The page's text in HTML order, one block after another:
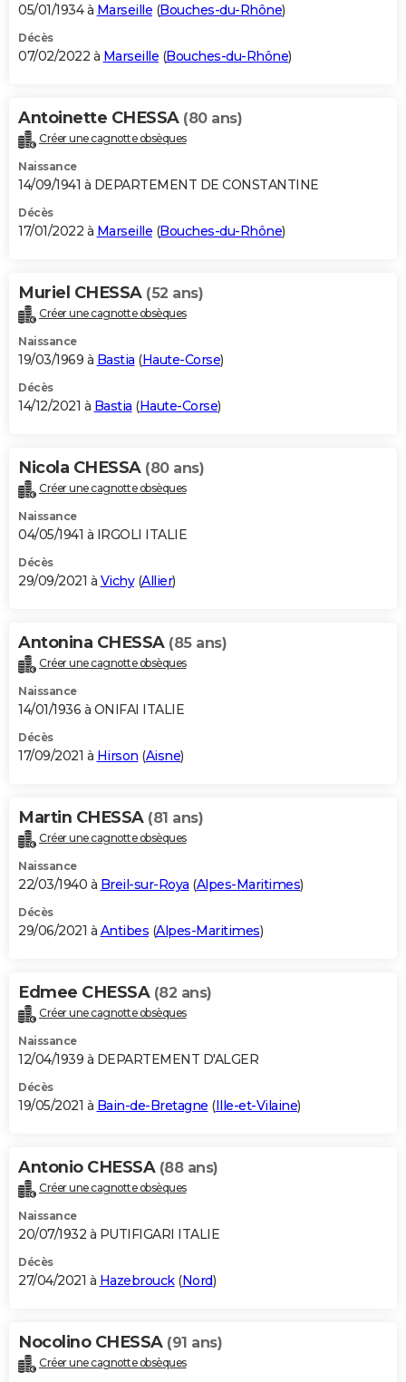
05/01/1934 à Marseille (Bouches-du-Rhône)
Décès
07/02/2022 à Marseille (Bouches-du-Rhône)
Antoinette CHESSA (80 ans)
Créer une cagnotte obsèques
Naissance
14/09/1941 à DEPARTEMENT DE CONSTANTINE
Décès
17/01/2022 à Marseille (Bouches-du-Rhône)
Muriel CHESSA (52 ans)
Créer une cagnotte obsèques
Naissance
19/03/1969 à Bastia (Haute-Corse)
Décès
14/12/2021 à Bastia (Haute-Corse)
Nicola CHESSA (80 ans)
Créer une cagnotte obsèques
Naissance
04/05/1941 à IRGOLI ITALIE
Décès
29/09/2021 à Vichy(Allier)
Antonina CHESSA (85 ans)
Créer une cagnotte obsèques
Naissance
14/01/1936 à ONIFAI ITALIE
Décès
17/09/2021 à Hirson (Aisne)
Martin CHESSA (81 ans)
Créer une cagnotte obsèques
Naissance
22/03/1940 à Breil-sur-Roya (Alpes-Maritimes)
Décès
29/06/2021 à Antibes (Alpes-Maritimes)
Edmee CHESSA (82 ans)
Créer une cagnotte obsèques
Naissance
12/04/1939 à DEPARTEMENT D'ALGER
Décès
19/05/2021 à Bain-de-Bretagne (Ille-et-Vilaine)
Antonio CHESSA (88 ans)
Créer une cagnotte obsèques
Naissance
20/07/1932 à PUTIFIGARI ITALIE
Décès
27/04/2021 à Hazebrouck(Nord)
Nocolino CHESSA (91 ans)
Créer une cagnotte obsèques